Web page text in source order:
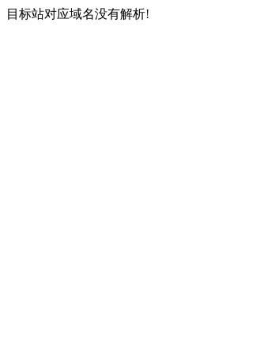
目标站对应域名没有解析!